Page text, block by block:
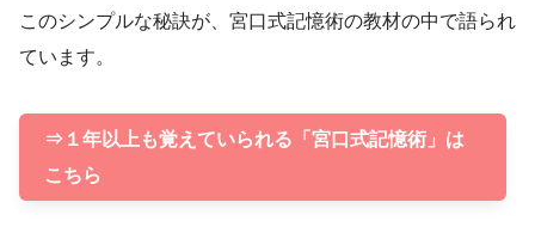
このシンプルな秘訣が、宮口式記憶術の教材の中で語られ
ています。
⇒１年以上も覚えていられる「宮口式記憶術」は
こちら